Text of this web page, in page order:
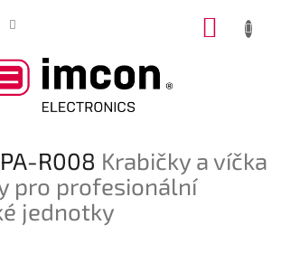
R008 Krabičky a víčka
pro profesionální
jednotky